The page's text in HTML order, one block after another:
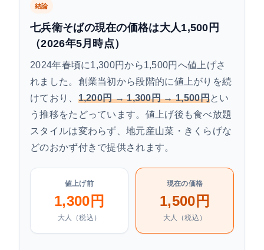
よくある質問
まとめ
結論
七兵衛そばの現在の価格は大人1,500円
（2026年5月時点）
2024年春頃に1,300円から1,500円へ値上げさ
れました。創業当初から段階的に値上がりを続
けており、 1,200円 → 1,300円 → 1,500円とい
う推移をたどっています。値上げ後も食べ放題
スタイルは変わらず、地元産山菜・きくらげな
どのおかず付きで提供されます。
値上げ前
1,300円
大人（税込）
現在の価格
1,500円
大人（税込）